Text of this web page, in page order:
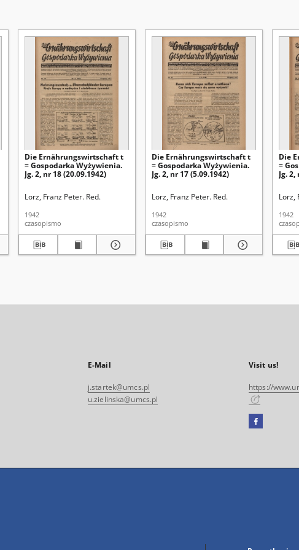
Die Ernährungswirtschaft t
= Gospodarka Wyżywienia.
Jg. 2, nr 18 (20.09.1942)
Lorz, Franz Peter. Red.
1942
czasopismo
Die Ernährungswirtschaft t
= Gospodarka Wyżywienia.
Jg. 2, nr 17 (5.09.1942)
Lorz, Franz Peter. Red.
1942
czasopismo
Die
=
Jg.
Lorz,
1942
E-Mail
j.startek@umcs.pl
u.zielinska@umcs.pl
Visit us!
https://
Facebook
open